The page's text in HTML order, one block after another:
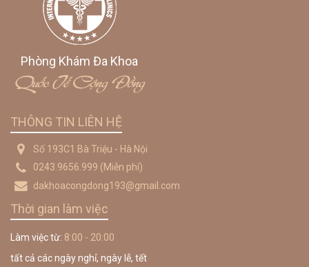
Phòng Khám Đa Khoa
Quốc Tế Cộng Đồng
THÔNG TIN LIÊN HỆ
Số 193C1 Bà Triệu - Hà Nội
0243.9656.999 (Miễn phí)
dakhoacongdong193@gmail.com
Thời gian làm việc
Làm việc từ: 8:00 - 20:00
tất cả các ngày nghỉ, ngày lễ, tết